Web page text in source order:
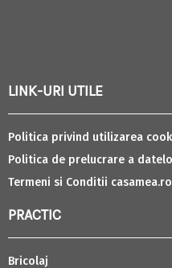
LINK-URI UTILE
Politica privind utilizarea
Politica de prelucrare a
Termeni si Conditii casamea.ro
PRACTIC
Bricolaj